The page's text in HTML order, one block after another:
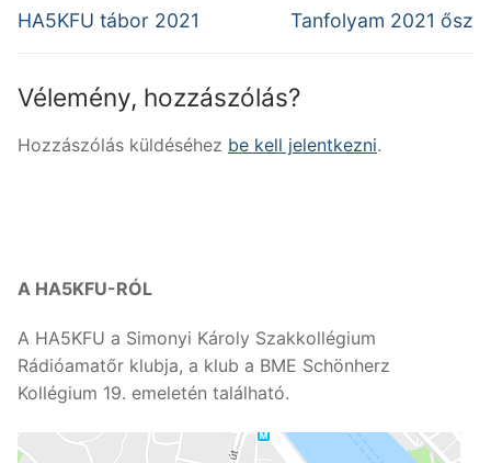
navigáció
Previous
HA5KFU tábor 2021
Next
Tanfolyam 2021 ősz
Vélemény, hozzászólás?
Hozzászólás küldéséhez be kell jelentkezni.
A HA5KFU-RÓL
A HA5KFU a Simonyi Károly Szakkollégium
Rádióamatőr klubja, a klub a BME Schönherz
Kollégium 19. emeletén található.